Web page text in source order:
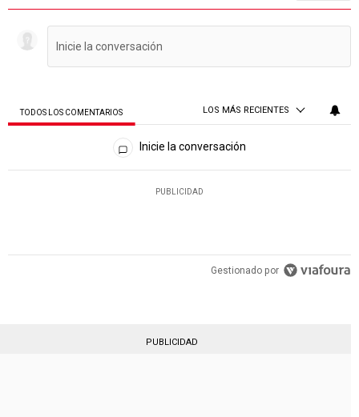
TODOS LOS COMENTARIOS LOS MÁS RECIENTES
Todos los comentarios
Inicie la conversación
PUBLICIDAD
Gestionado por
PUBLICIDAD